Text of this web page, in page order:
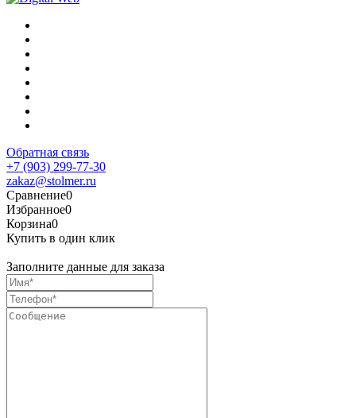
Обратная связь
+7 (903) 299-77-30
zakaz@stolmer.ru
Сравнение0
Избранное0
Корзина0
Купить в один клик
Заполните данные для заказа